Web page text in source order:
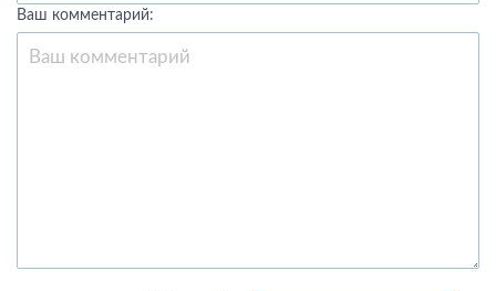
Ваш комментарий: